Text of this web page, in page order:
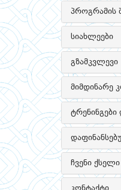
პროგრამის
სიახლეები
გზამკვლევი
მიმდინარე
ჩვენი ქსელი
კონტაქტი